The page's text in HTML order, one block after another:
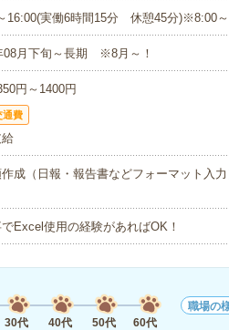
16:00(実働6時間15分 休憩45分)※8:00～
08月下旬～長期 ※8月～！
円～1400円
通費
作成（日報・報告書などフォーマット入
Excel使用の経験があればOK！
30代 40代 50代 60代
職場の